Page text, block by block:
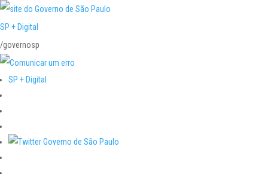
SP + Digital
/governosp
SP + Digital